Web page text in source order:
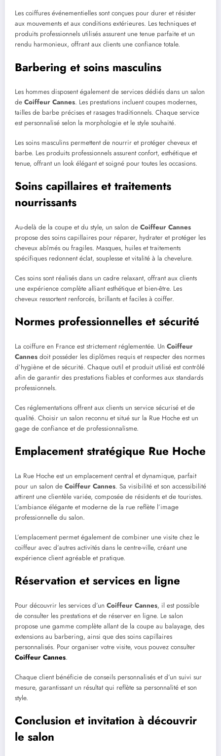
Les coiffures événementielles sont conçues pour durer et résister
aux mouvements et aux conditions extérieures. Les techniques et
produits professionnels utilisés assurent une tenue parfaite et un
rendu harmonieux, offrant aux clients une confiance totale.
Barbering et soins masculins
Les hommes disposent également de services dédiés dans un salon
de Coiffeur Cannes. Les prestations incluent coupes modernes,
tailles de barbe précises et rasages traditionnels. Chaque service
est personnalisé selon la morphologie et le style souhaité.
Les soins masculins permettent de nourrir et protéger cheveux et
barbe. Les produits professionnels assurent confort, esthétique et
tenue, offrant un look élégant et soigné pour toutes les occasions.
Soins capillaires et traitements
nourrissants
Au-delà de la coupe et du style, un salon de Coiffeur Cannes
propose des soins capillaires pour réparer, hydrater et protéger les
cheveux abîmés ou fragiles. Masques, huiles et traitements
spécifiques redonnent éclat, souplesse et vitalité à la chevelure.
Ces soins sont réalisés dans un cadre relaxant, offrant aux clients
une expérience complète alliant esthétique et bien-être. Les
cheveux ressortent renforcés, brillants et faciles à coiffer.
Normes professionnelles et sécurité
La coiffure en France est strictement réglementée. Un Coiffeur
Cannes doit posséder les diplômes requis et respecter des normes
d’hygiène et de sécurité. Chaque outil et produit utilisé est contrôlé
afin de garantir des prestations fiables et conformes aux standards
professionnels.
Ces réglementations offrent aux clients un service sécurisé et de
qualité. Choisir un salon reconnu et situé sur la Rue Hoche est un
gage de confiance et de professionnalisme.
Emplacement stratégique Rue Hoche
La Rue Hoche est un emplacement central et dynamique, parfait
pour un salon de Coiffeur Cannes. Sa visibilité et son accessibilité
attirent une clientèle variée, composée de résidents et de touristes.
L’ambiance élégante et moderne de la rue reflète l’image
professionnelle du salon.
L’emplacement permet également de combiner une visite chez le
coiffeur avec d’autres activités dans le centre-ville, créant une
expérience client agréable et pratique.
Réservation et services en ligne
Pour découvrir les services d’un Coiffeur Cannes, il est possible
de consulter les prestations et de réserver en ligne. Le salon
propose une gamme complète allant de la coupe au balayage, des
extensions au barbering, ainsi que des soins capillaires
personnalisés. Pour organiser votre visite, vous pouvez consulter
Coiffeur Cannes.
Chaque client bénéficie de conseils personnalisés et d’un suivi sur
mesure, garantissant un résultat qui reflète sa personnalité et son
style.
Conclusion et invitation à découvrir
le salon